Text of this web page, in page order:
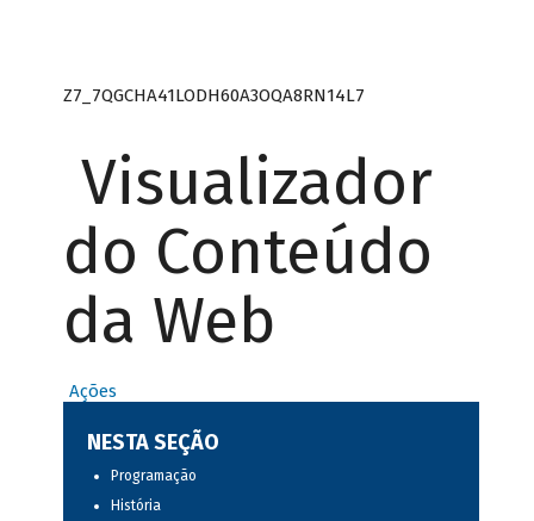
Z7_7QGCHA41LODH60A3OQA8RN14L7
Visualizador
do Conteúdo
da Web
Ações
NESTA SEÇÃO
Programação
História